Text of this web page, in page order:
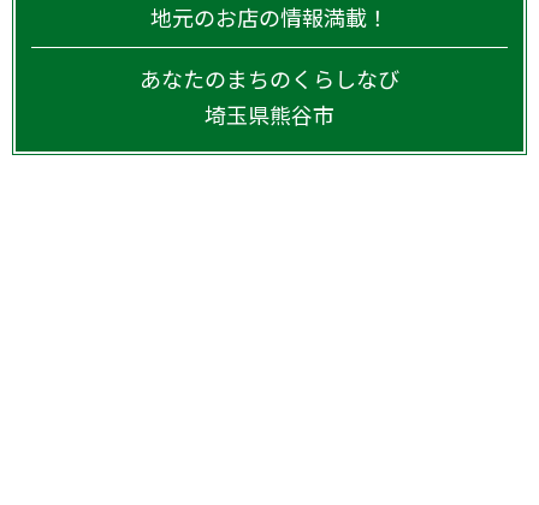
地元のお店の情報満載！
あなたのまちのくらしなび
埼玉県熊谷市